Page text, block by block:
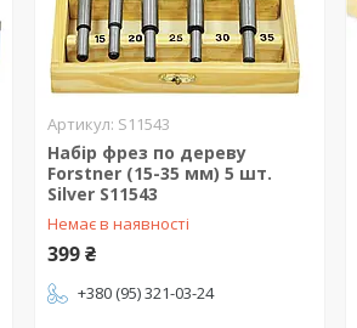
S11543
Набір фрез по дереву
Forstner (15-35 мм) 5 шт.
Silver S11543
Немає в наявності
399 ₴
+380 (95) 321-03-24